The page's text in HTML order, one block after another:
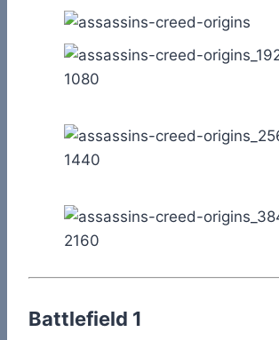
Battlefield 1